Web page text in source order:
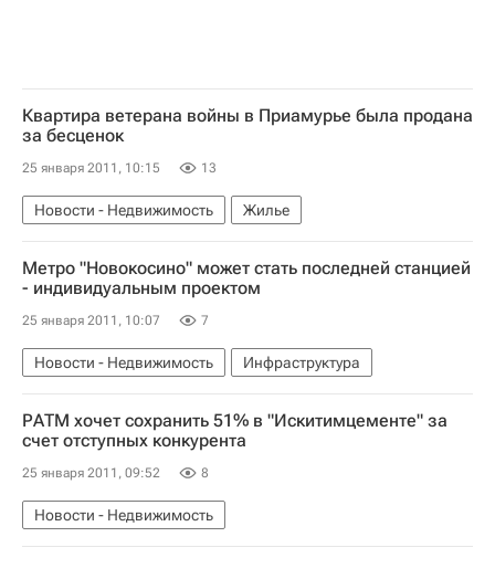
Квартира ветерана войны в Приамурье была продана
за бесценок
25 января 2011, 10:15 13
Новости - Недвижимость Жилье
Метро "Новокосино" может стать последней станцией
- индивидуальным проектом
25 января 2011, 10:07 7
Новости - Недвижимость Инфраструктура
РАТМ хочет сохранить 51% в "Искитимцементе" за
счет отступных конкурента
25 января 2011, 09:52 8
Новости - Недвижимость